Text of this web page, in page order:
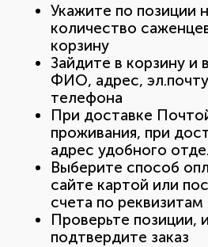
Укажите по позиции
количество
корзину
Зайдите в корзину и
ФИО, адрес,
телефона
При доставке
проживания, при
адрес удобного
Выберите способ
сайте картой или
счета по реквизитам
Проверьте позиции,
подтвердите заказ